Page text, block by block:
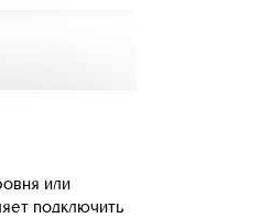
или
подключить